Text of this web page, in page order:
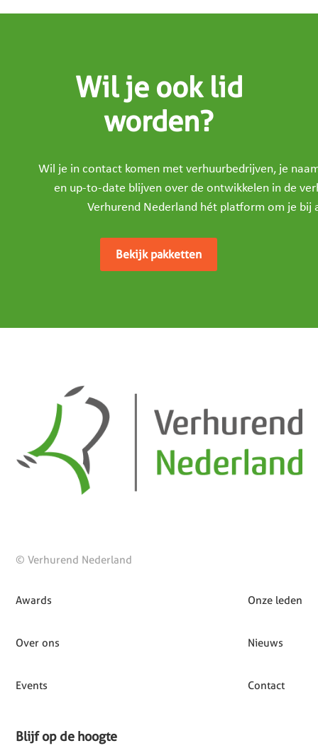
Wil je ook lid
worden?
Wil je in contact komen met verhuurbedrijven, je
en up-to-date blijven over de ontwikkelen in de
Verhurend Nederland hét platform om je bij
Bekijk pakketten
© Verhurend Nederland
Awards
Over ons
Events
Onze leden
Nieuws
Contact
Blijf op de hoogte